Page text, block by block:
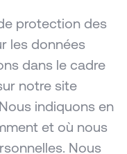
protection des
les données
dans le cadre
notre site
indiquons en
et où nous
Nous